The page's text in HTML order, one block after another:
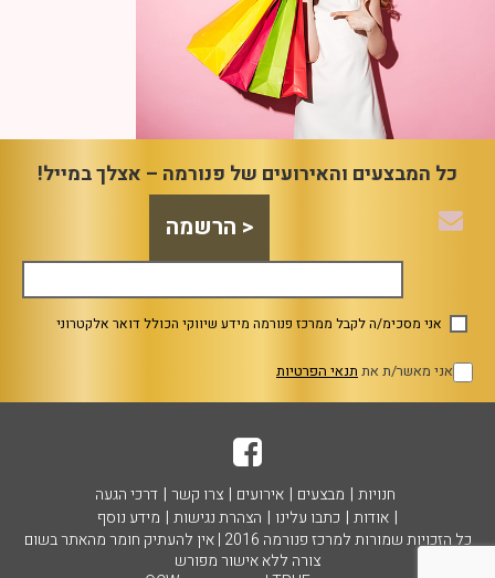
כל המבצעים והאירועים של פנורמה – אצלך במייל!
אני מסכימ/ה לקבל ממרכז פנורמה מידע שיווקי הכולל דואר אלקטרוני
אני מאשר/ת את תנאי הפרטיות
חנויות מבצעים אירועים צרו קשר דרכי הגעה
אודות
כתבו עלינו הצהרת נגישות
מידע נוסף
כל הזכויות שמורות למרכז פנורמה 2016 | אין להעתיק חומר מהאתר בשום
צורה ללא אישור מפורש